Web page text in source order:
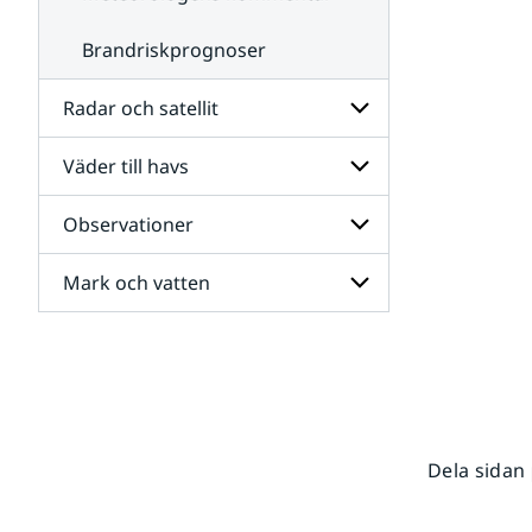
Brandriskprognoser
Radar och satellit
Undersidor
för
Radar
och
satellit
Väder till havs
Undersidor
för
Väder
till
havs
Observationer
Undersidor
för
Mark och vatten
Dela sidan